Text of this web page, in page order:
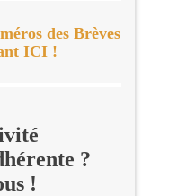
des Brèves
ICI !
?
!